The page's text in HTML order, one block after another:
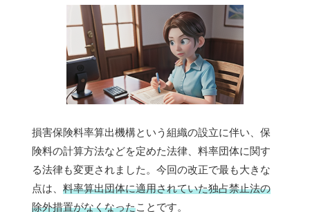
損害保険料率算出機構という組織の設立に伴い、保
険料の計算方法などを定めた法律、料率団体に関す
る法律も変更されました。今回の改正で最も大きな
点は、 料率算出団体に適用されていた独占禁止法の
除外措置がなくなったことです。